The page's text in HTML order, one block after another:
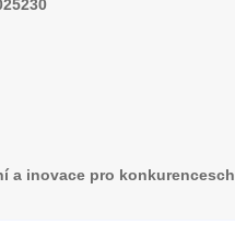
a inovace pro